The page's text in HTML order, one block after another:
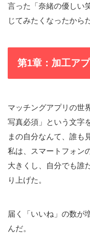
言った「奈緒の優しい
じてみたくなったから
第1章：加工ア
マッチングアプリの世
写真必須」という文字
まの自分なんて、誰も
私は、スマートフォン
大きくし、自分でも誰
り上げた。
届く「いいね」の数が
んだ。